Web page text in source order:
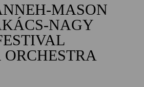
MASON
NAGY